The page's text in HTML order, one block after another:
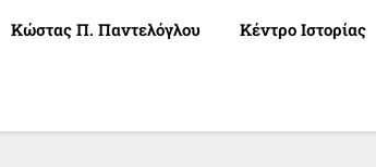
Κώστας Π. Παντελόγλου Κέντρο Ιστορίας